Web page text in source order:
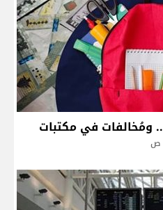
ومُخالفات في مكتبات